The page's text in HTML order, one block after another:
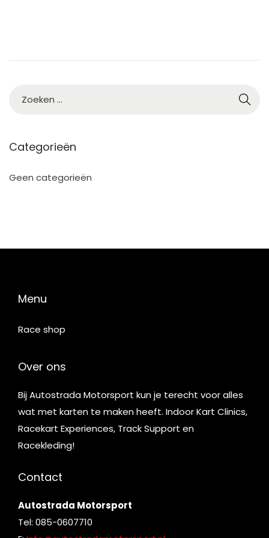
Categorieën
Geen categorieën
Menu
Race shop
Over ons
Bij Autostrada Motorsport kun je terecht voor alles
wat met karten te maken heeft. Indoor Kart Clinics,
Racekart Experiences, Track Support en
Racekleding!
Contact
Autostrada Motorsport
Tel: 085-0607710